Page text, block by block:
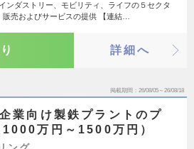
ンダストリー、モビリティ、ライフの５セクタ
売およびサービスの提供 【連結…
詳細へ
掲載期間 26/08/05～26/08/18
業向け製鉄プラントのプ
1000万円～1500万円）